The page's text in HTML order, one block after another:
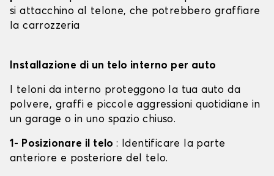
si attacchino al telone, che potrebbero graffiare
la carrozzeria
Installazione di un telo interno per auto
I teloni da interno proteggono la tua auto da
polvere, graffi e piccole aggressioni quotidiane in
un garage o in uno spazio chiuso.
1- Posizionare il telo: Identificare la parte
anteriore e posteriore del telo.